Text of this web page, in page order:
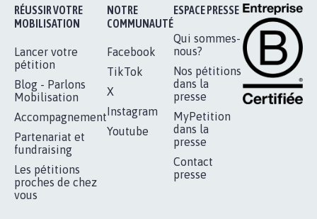
RÉUSSIR VOTRE
MOBILISATION
Lancer votre
pétition
Blog - Parlons
Mobilisation
Accompagnement
Partenariat et
fundraising
Les pétitions
proches de chez
vous
NOTRE
COMMUNAUTÉ
Facebook
TikTok
X
Instagram
Youtube
ESPACE PRESSE
Qui sommes-
nous?
Nos pétitions
dans la
presse
MyPetition
dans la
presse
Contact
presse